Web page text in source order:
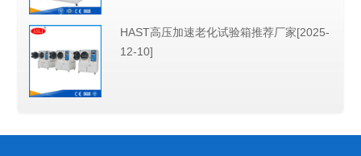
HAST高压加速老化试验箱推荐厂家[2025-
12-10]